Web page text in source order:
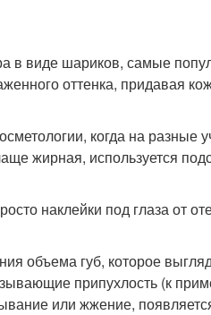
в виде шариков, самые
оттенка, придавая
когда на разные
жирная, используется
наклейки под глаза от
объема губ, которое
припухлость (к
или жжение,